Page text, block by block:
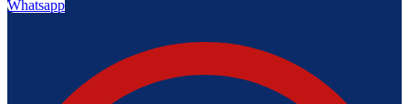
Whatsapp